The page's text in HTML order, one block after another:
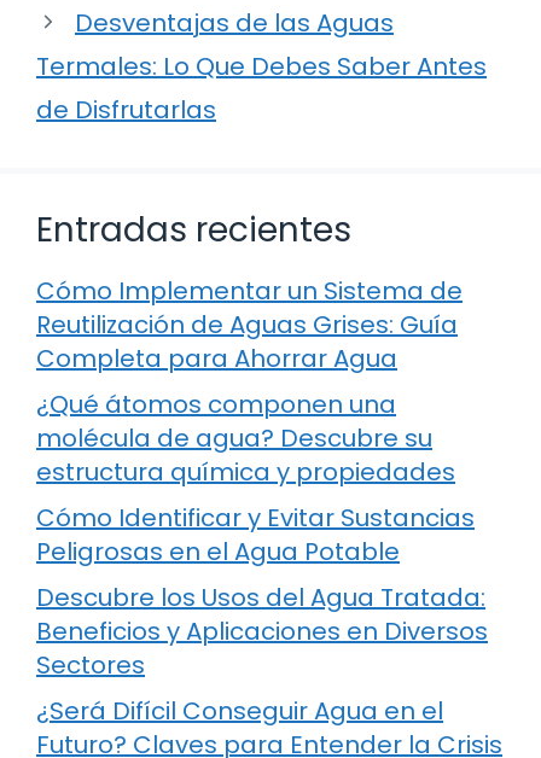
Desventajas de las Aguas
Termales: Lo Que Debes Saber Antes
de Disfrutarlas
Entradas recientes
Cómo Implementar un Sistema de
Reutilización de Aguas Grises: Guía
Completa para Ahorrar Agua
¿Qué átomos componen una
molécula de agua? Descubre su
estructura química y propiedades
Cómo Identificar y Evitar Sustancias
Peligrosas en el Agua Potable
Descubre los Usos del Agua Tratada:
Beneficios y Aplicaciones en Diversos
Sectores
¿Será Difícil Conseguir Agua en el
Futuro? Claves para Entender la Crisis